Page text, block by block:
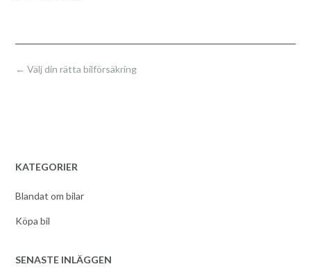
Post
← Välj din rätta bilförsäkring
KATEGORIER
Blandat om bilar
Köpa bil
SENASTE INLÄGGEN